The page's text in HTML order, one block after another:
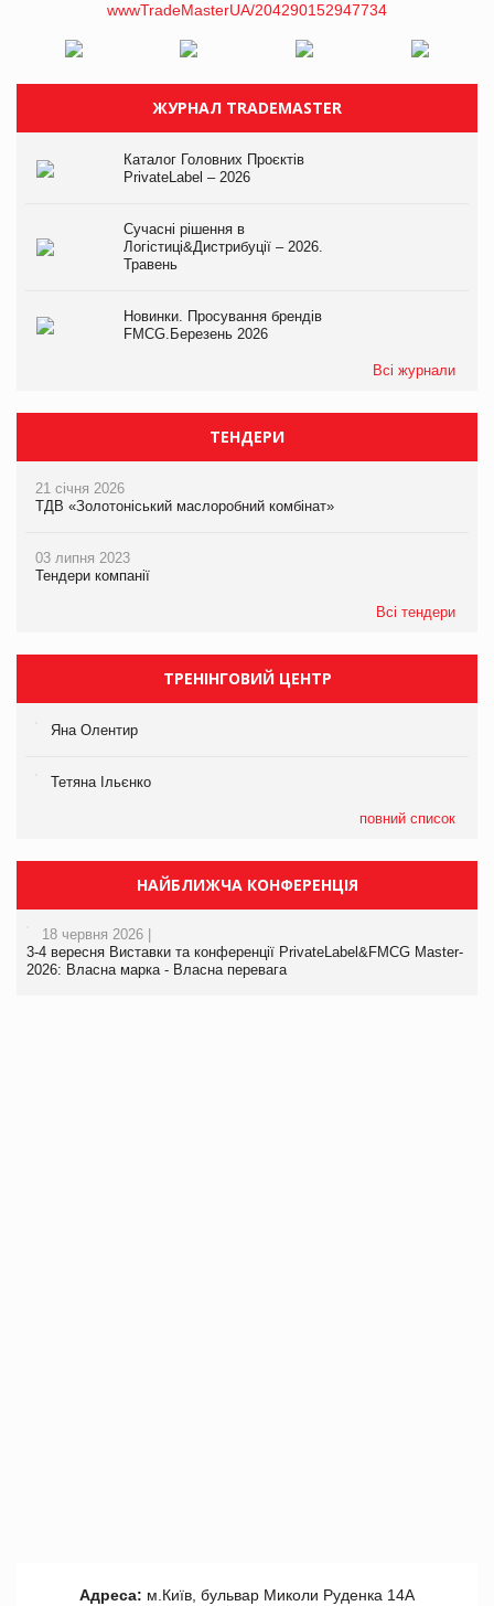
ЖУРНАЛ TRADEMASTER
Каталог Головних Проєктів
PrivateLabel – 2026
Сучасні рішення в
Логістиці&Дистрибуції – 2026.
Травень
Новинки. Просування брендів
FMCG.Березень 2026
Всі журнали
ТЕНДЕРИ
21 січня 2026
ТДВ «Золотоніський маслоробний комбінат»
03 липня 2023
Тендери компанії
Всі тендери
ТРЕНІНГОВИЙ ЦЕНТР
Яна Олентир
Тетяна Ільєнко
повний список
НАЙБЛИЖЧА КОНФЕРЕНЦІЯ
18 червня 2026 |
3-4 вересня Виставки та конференції PrivateLabel&FMCG Master-
2026: Власна марка - Власна перевага
Адреса: м.Київ, бульвар Миколи Руденка 14А